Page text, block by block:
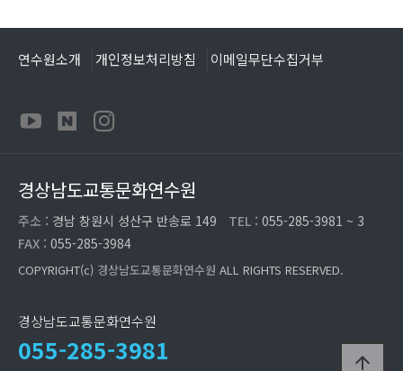
연수원소개 개인정보처리방침 이메일무단수집거부
경상남도교통문화연수원
주소 : 경남 창원시 성산구 반송로 149 TEL : 055-285-3981 ~ 3
FAX : 055-285-3984
COPYRIGHT(c) 경상남도교통문화연수원 ALL RIGHTS RESERVED.
경상남도교통문화연수원
055-285-3981 arrow_upward